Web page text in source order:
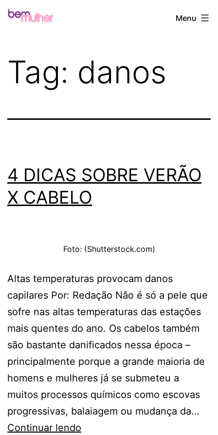
Pular
conteúdo
Bem
Menu
Tag: danos
4 DICAS SOBRE VERÃO
X CABELO
Foto: (Shutterstock.com)
Altas temperaturas provocam danos
capilares Por: Redação Não é só a pele que
sofre nas altas temperaturas das estações
mais quentes do ano. Os cabelos também
são bastante danificados nessa época –
principalmente porque a grande maioria de
homens e mulheres já se submeteu a
muitos processos químicos como escovas
progressivas, balaiagem ou mudança da…
Continuar lendo